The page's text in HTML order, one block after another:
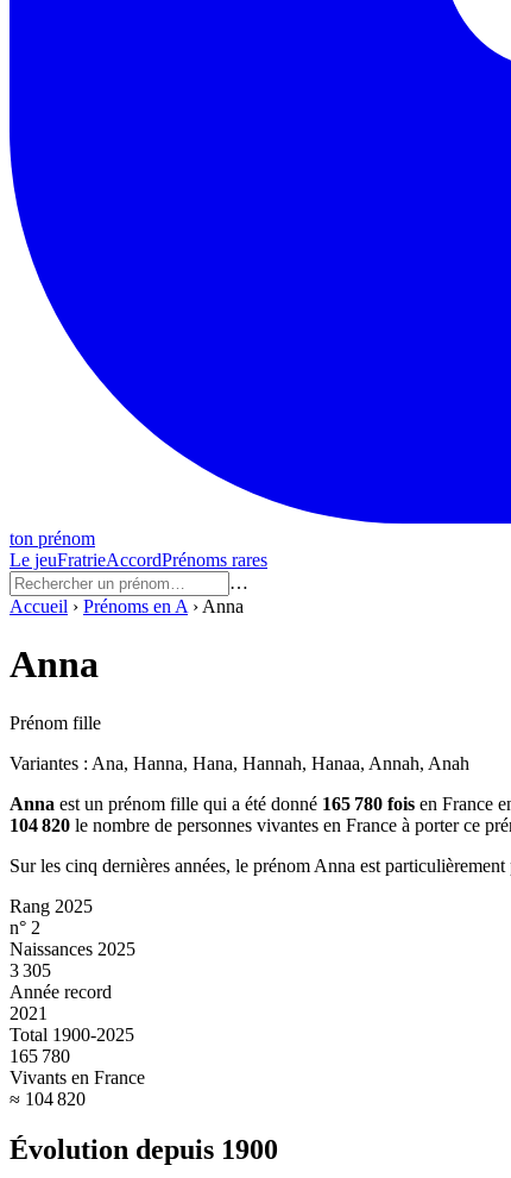
ton prénom
Le jeuFratrieAccordPrénoms rares
…
Accueil › Prénoms en A › Anna
Anna
Prénom fille
Variantes : Ana, Hanna, Hana, Hannah, Hanaa, Annah, Anah
Anna est un prénom fille qui a été donné 165 780 fois en France
104 820 le nombre de personnes vivantes en France à porter ce
Sur les cinq dernières années, le prénom Anna est particulièrement
Rang 2025
n° 2
Naissances 2025
3 305
Année record
2021
Total 1900-2025
165 780
Vivants en France
≈ 104 820
Évolution depuis 1900